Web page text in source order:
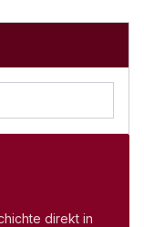
direkt in